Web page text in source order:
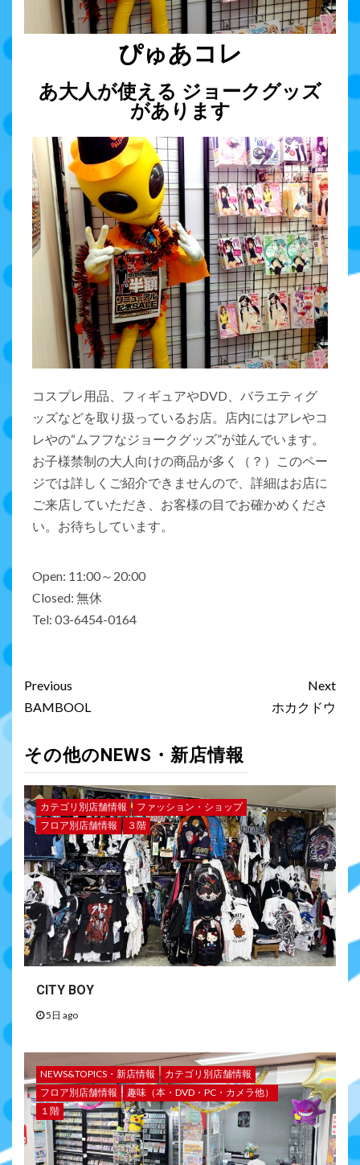
ぴゅあコレ
あ大人が使える ジョークグッズ
があります
コスプレ用品、フィギュアやDVD、バラエティグ
ッズなどを取り扱っているお店。店内にはアレやコ
レやの“ムフフなジョークグッズ”が並んでいます。
お子様禁制の大人向けの商品が多く（？）このペー
ジでは詳しくご紹介できませんので、詳細はお店に
ご来店していただき、お客様の目でお確かめくださ
い。お待ちしています。
Open: 11:00～20:00
Closed: 無休
Tel: 03-6454-0164
Previous
BAMBOOL
Next
ホカクドウ
その他のNEWS・新店情報
カテゴリ別店舗情報
ファッション・ショップ
フロア別店舗情報
３階
CITY BOY
5日 ago
NEWS&TOPICS・新店情報
カテゴリ別店舗情報
フロア別店舗情報
趣味（本・DVD・PC・カメラ他）
１階